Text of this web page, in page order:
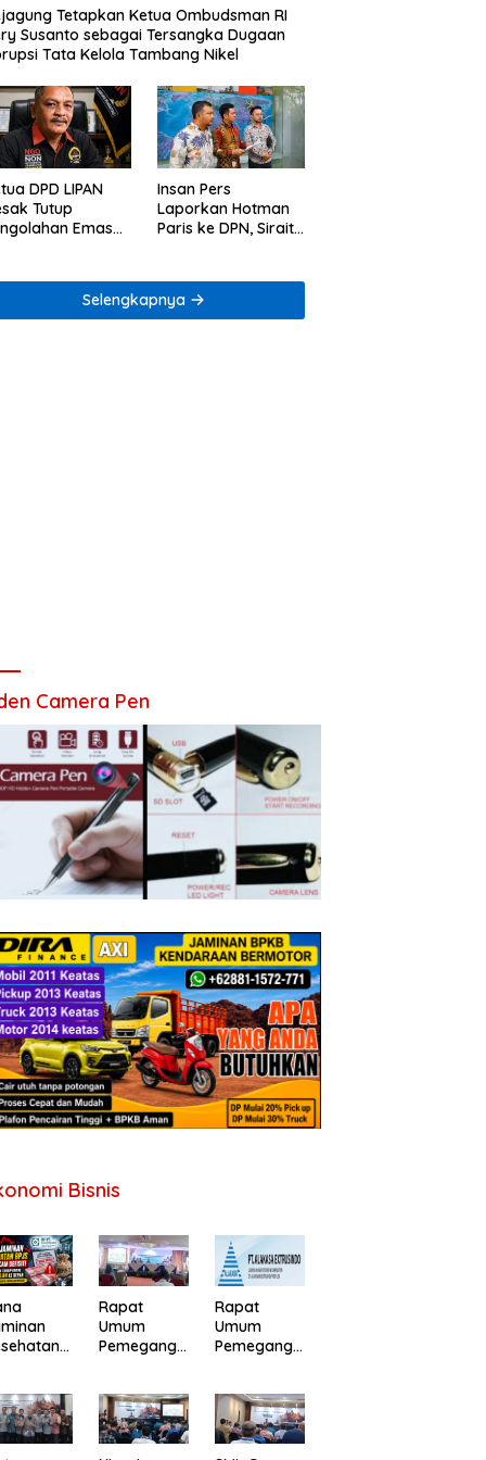
Tetapkan Ketua Ombudsman RI
Susanto sebagai Tersangka Dugaan
Tata Kelola Tambang Nikel
DPD LIPAN
Tutup
Emas
Insan Pers
Laporkan Hotman
Paris ke DPN, Sirait
Etik
Selengkapnya
Camera Pen
Bisnis
Rapat
Umum
Pemegang
Gapuraprim
a Tbk
Tahun Buku
Rapat
Umum
Pemegang
Alakasa
Industrindo
Tbk 2026